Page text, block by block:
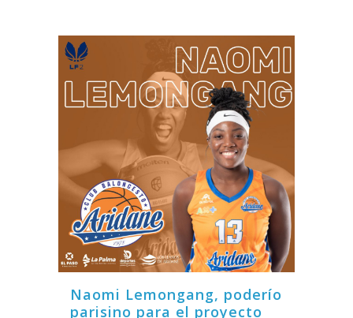
Naomi Lemongang, poderío
parisino para el proyecto